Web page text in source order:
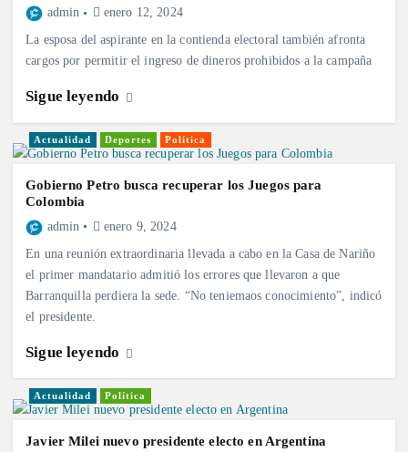
admin enero 12, 2024
La esposa del aspirante en la contienda electoral también afronta
cargos por permitir el ingreso de dineros prohibidos a la campaña
Sigue leyendo
Actualidad Deportes Política
Gobierno Petro busca recuperar los Juegos para
Colombia
admin enero 9, 2024
En una reunión extraordinaria llevada a cabo en la Casa de Nariño
el primer mandatario admitió los errores que llevaron a que
Barranquilla perdiera la sede. “No teniemaos conocimiento”, indicó
el presidente.
Sigue leyendo
Actualidad Política
Javier Milei nuevo presidente electo en Argentina